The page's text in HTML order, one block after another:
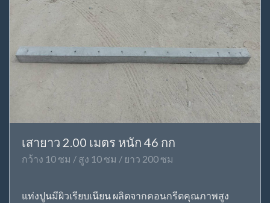
เสายาว 2.00 เมตร หนัก 46 กก
กว้าง 10 ซม / สูง 10 ซม / ยาว 200 ซม
แท่งปูนมีผิวเรียบเนียน ผลิตจากคอนกรีตคุณภาพสูง